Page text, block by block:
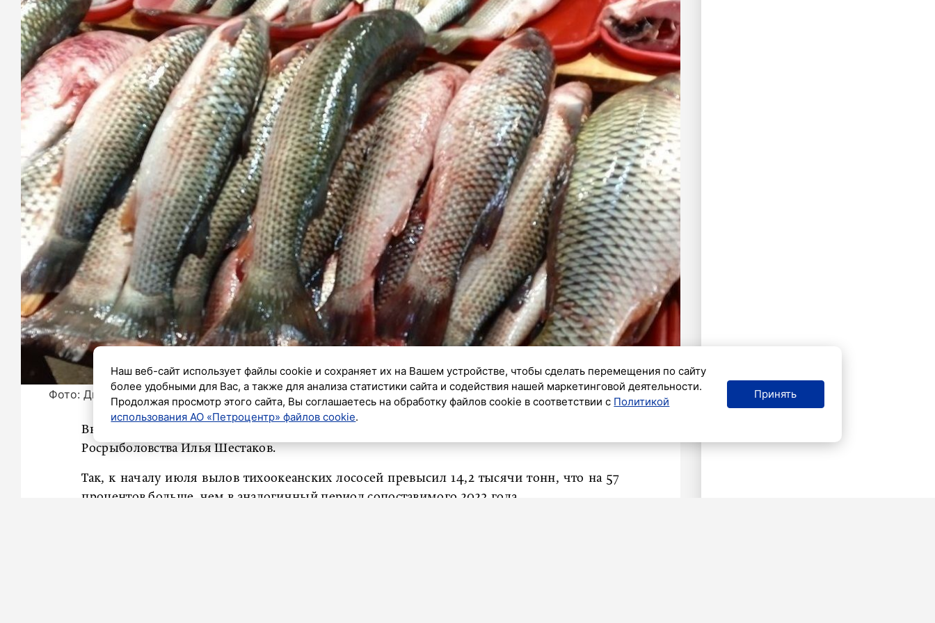
Фото: Дмитрий Аркатовский/«Петербургский дневник»
Вылов рыб семейства лососевых в России бьет все рекорды, сообщил руководитель
Росрыболовства Илья Шестаков.
Так, к началу июля вылов тихоокеанских лососей превысил 14,2 тысячи тонн, что на 57
процентов больше, чем в аналогичный период сопоставимого 2023 года.
Наш веб-сайт использует файлы cookie и сохраняет их на Вашем устройстве, чтобы сделать перемещения по сайту
более удобными для Вас, а также для анализа статистики сайта и содействия нашей маркетинговой деятельности.
Продолжая просмотр этого сайта, Вы соглашаетесь на обработку файлов cookie в соответствии с Политикой
использования АО «Петроцентр» файлов cookie.
Принять